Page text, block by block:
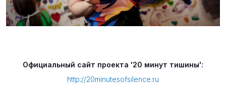
Официальный сайт проекта '20 минут тишины':
http://20minutesofsilence.ru